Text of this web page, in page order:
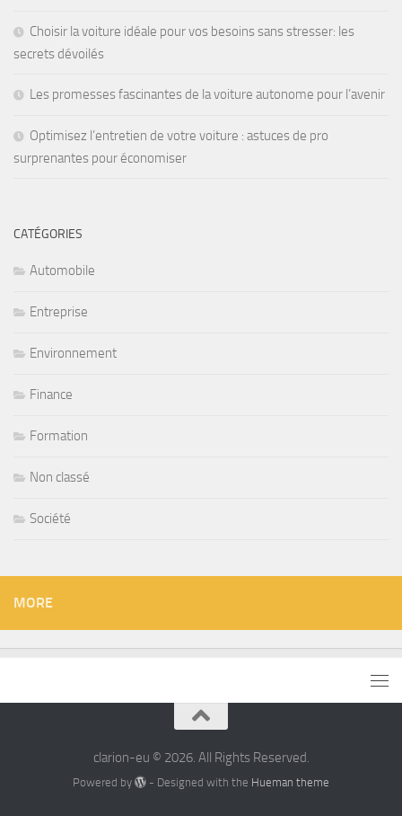
Choisir la voiture idéale pour vos besoins sans stresser: les
secrets dévoilés
Les promesses fascinantes de la voiture autonome pour l’avenir
Optimisez l’entretien de votre voiture : astuces de pro
surprenantes pour économiser
CATÉGORIES
Automobile
Entreprise
Environnement
Finance
Formation
Non classé
Société
MORE
clarion-eu © 2026. All Rights Reserved.
Powered by - Designed with the Hueman theme